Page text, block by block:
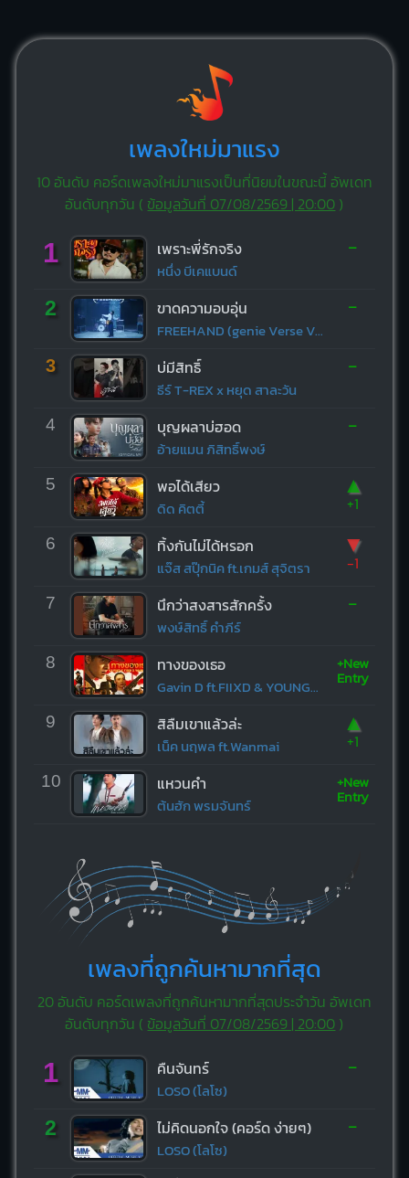
เพลงใหม่มาแรง
10 อันดับ คอร์ดเพลงใหม่มาแรงเป็นที่นิยมในขณะนี้ อัพเดท
อันดับทุกวัน ( ข้อมูลวันที่ 07/08/2569 | 20:00 )
1 เพราะพี่รักจริง
หนึ่ง บีเคแบนด์
-
2 ขาดความอบอุ่น
FREEHAND (genie Verse Vol.1)
-
3 บ่มีสิทธิ์
ธีร์ T-REX x หยุด สาละวัน
-
4 บุญผลาบ่ฮอด
อ้ายแมน ภิสิทธิ์พงษ์
-
5 พอได้เสียว
ดิด คิตตี้
▲
+1
6 ทิ้งกันไม่ได้หรอก
แจ๊ส สปุ๊กนิค ft.เกมส์ สุจิตรา
▼
-1
7 นึกว่าสงสารสักครั้ง
พงษ์สิทธิ์ คำภีร์
-
8 ทางของเธอ
Gavin D ft.FIIXD & YOUNGOHM
+New
Entry
9 สิลืมเขาแล้วล่ะ
เน็ค นฤพล ft.Wanmai
▲
+1
10 แหวนคำ
ต้นฮัก พรมจันทร์
+New
Entry
เพลงที่ถูกค้นหามากที่สุด
20 อันดับ คอร์ดเพลงที่ถูกค้นหามากที่สุดประจำวัน อัพเดท
อันดับทุกวัน ( ข้อมูลวันที่ 07/08/2569 | 20:00 )
1 คืนจันทร์
LOSO (โลโซ)
-
2 ไม่คิดนอกใจ (คอร์ด ง่ายๆ)
LOSO (โลโซ)
-